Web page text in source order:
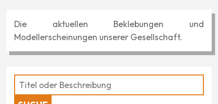
Die aktuellen Beklebungen und
Modellerscheinungen unserer Gesellschaft.